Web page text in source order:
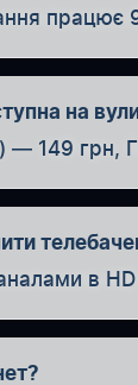
працює
на
149 грн,
в